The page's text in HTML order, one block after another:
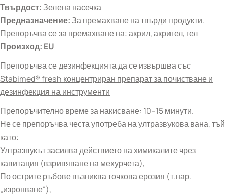
Твърдост: Зелена насечка
Предназначение: За премахване на твърди продукти.
Препоръчва се за премахване на: акрил, акригел, гел
Произход: EU
Препоръчва се дезинфекцията да се извършва със
Stabimed® fresh концентриран препарат за почистване и
дезинфекция на инструменти
Препоръчително време за накисване: 10–15 минути.
Не се препоръчва честа употреба на ултразвукова вана, тъй
като:
Ултразвукът засилва действието на химикалите чрез
кавитация (взривяване на мехурчета),
По острите ръбове възниква точкова ерозия (т.нар.
„изронване“),